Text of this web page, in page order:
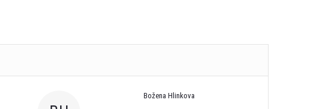
Božena Hlinkova